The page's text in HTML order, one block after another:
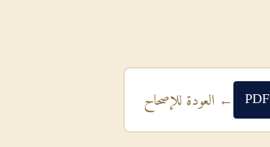
← العودة للإصحاح